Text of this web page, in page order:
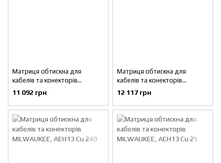
Матриця обтискна для
кабелів та конекторів
MILWAUKEE, AEH13 Cu 16
11 092 грн
Матриця обтискна для
кабелів та конекторів
MILWAUKEE, AEH13 Cu 185
12 117 грн